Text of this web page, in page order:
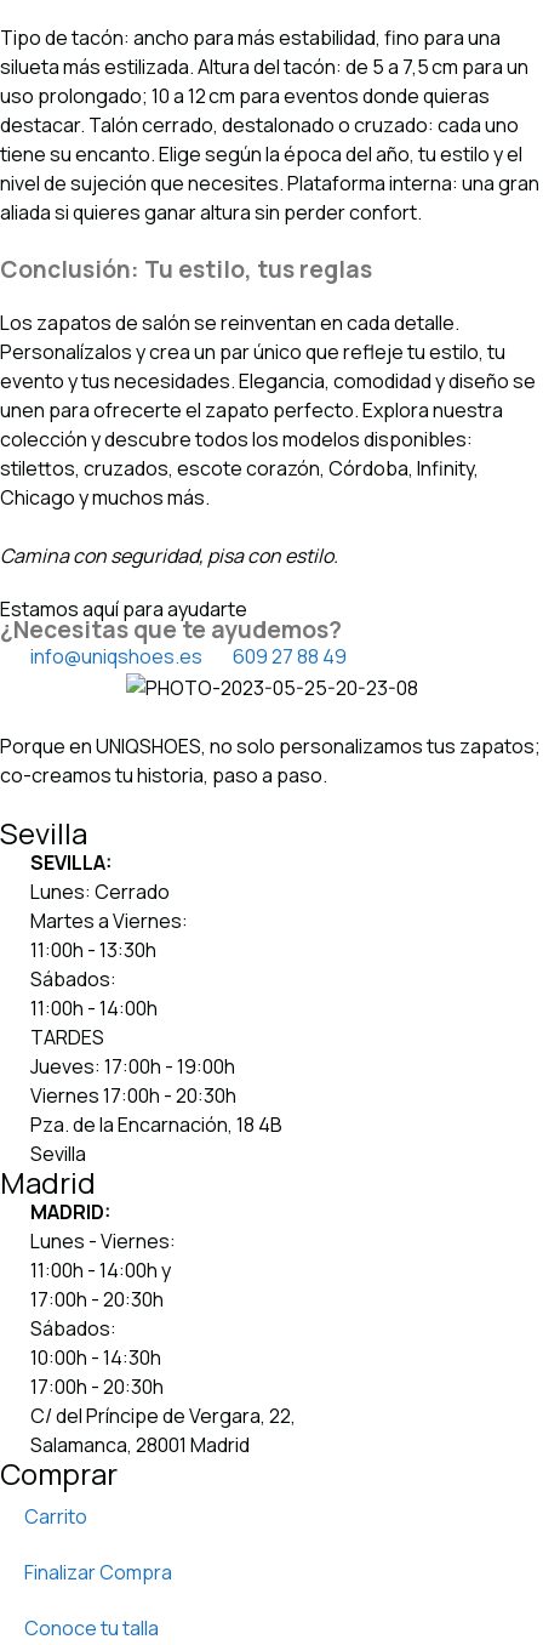
Tipo de tacón: ancho para más estabilidad, fino para una
silueta más estilizada. Altura del tacón: de 5 a 7,5 cm para un
uso prolongado; 10 a 12 cm para eventos donde quieras
destacar. Talón cerrado, destalonado o cruzado: cada uno
tiene su encanto. Elige según la época del año, tu estilo y el
nivel de sujeción que necesites. Plataforma interna: una gran
aliada si quieres ganar altura sin perder confort.
Conclusión: Tu estilo, tus reglas
Los zapatos de salón se reinventan en cada detalle.
Personalízalos y crea un par único que refleje tu estilo, tu
evento y tus necesidades. Elegancia, comodidad y diseño se
unen para ofrecerte el zapato perfecto. Explora nuestra
colección y descubre todos los modelos disponibles:
stilettos, cruzados, escote corazón, Córdoba, Infinity,
Chicago y muchos más.
Camina con seguridad, pisa con estilo.
Estamos aquí para ayudarte
¿Necesitas que te ayudemos?
info@uniqshoes.es 609 27 88 49
Porque en UNIQSHOES, no solo personalizamos tus zapatos;
co-creamos tu historia, paso a paso.
Sevilla
SEVILLA:
Lunes: Cerrado
Martes a Viernes:
11:00h - 13:30h
Sábados:
11:00h - 14:00h
TARDES
Jueves: 17:00h - 19:00h
Viernes 17:00h - 20:30h
Pza. de la Encarnación, 18 4B
Sevilla
Madrid
MADRID:
Lunes - Viernes:
11:00h - 14:00h y
17:00h - 20:30h
Sábados:
10:00h - 14:30h
17:00h - 20:30h
C/ del Príncipe de Vergara, 22,
Salamanca, 28001 Madrid
Comprar
Carrito
Finalizar Compra
Conoce tu talla